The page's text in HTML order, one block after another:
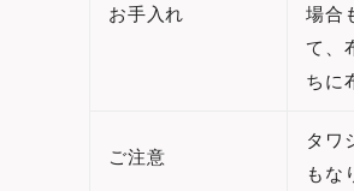
お手入れ
場合
て、
ちに
ご注意
タワ
もな